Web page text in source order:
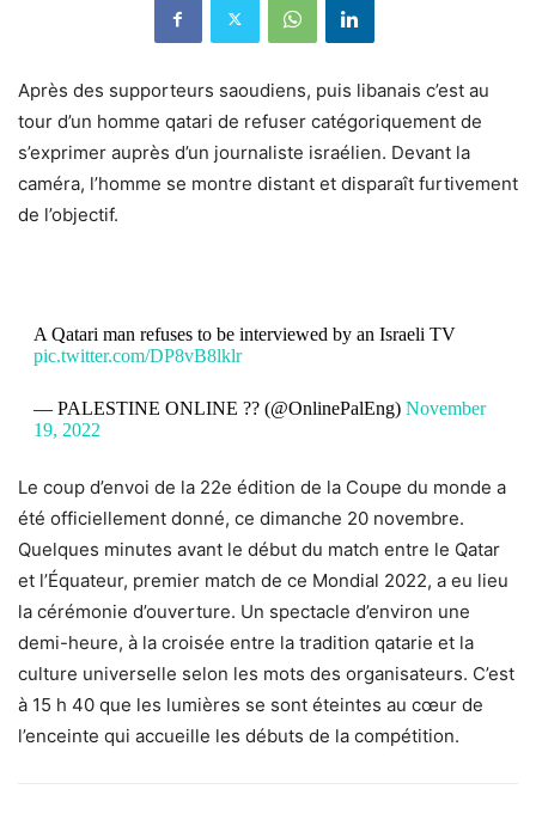
Après des supporteurs saoudiens, puis libanais c’est au
tour d’un homme qatari de refuser catégoriquement de
s’exprimer auprès d’un journaliste israélien. Devant la
caméra, l’homme se montre distant et disparaît furtivement
de l’objectif.
A Qatari man refuses to be interviewed by an Israeli TV
pic.twitter.com/DP8vB8lklr
— PALESTINE ONLINE ?? (@OnlinePalEng) November
19, 2022
Le coup d’envoi de la 22e édition de la Coupe du monde a
été officiellement donné, ce dimanche 20 novembre.
Quelques minutes avant le début du match entre le Qatar
et l’Équateur, premier match de ce Mondial 2022, a eu lieu
la cérémonie d’ouverture. Un spectacle d’environ une
demi-heure, à la croisée entre la tradition qatarie et la
culture universelle selon les mots des organisateurs. C’est
à 15 h 40 que les lumières se sont éteintes au cœur de
l’enceinte qui accueille les débuts de la compétition.